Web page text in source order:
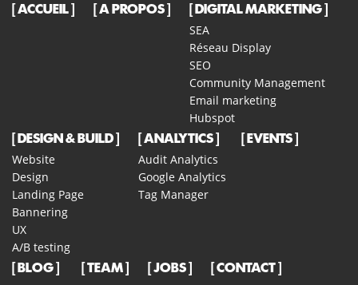
ACCUEIL A PROPOS DIGITAL MARKETING
SEA
Réseau Display
SEO
Community Management
Email marketing
Hubspot
DESIGN & BUILD
Website
Design
Landing Page
Bannering
UX
A/B testing
ANALYTICS
Audit Analytics
Google Analytics
Tag Manager
EVENTS
BLOG TEAM JOBS CONTACT